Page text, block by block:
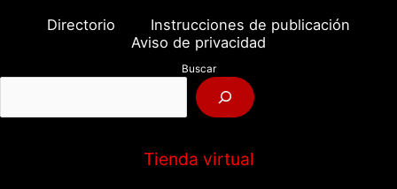
o
:
Directorio
Instrucciones de publicación
Aviso de privacidad
Buscar
Tienda virtual